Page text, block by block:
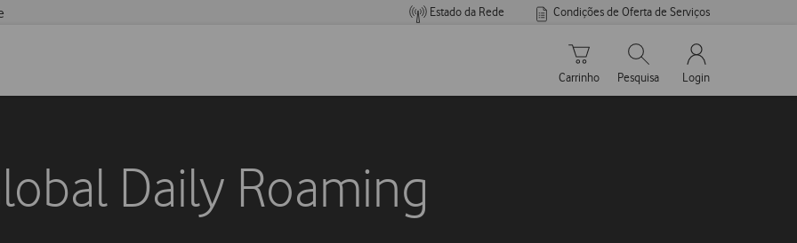
Estado da Rede Condições de Oferta de Serviços
Carrinho de compras
Carrinho
Pesquisar
Pesquisa
My Vodafone
Login
Daily Roaming